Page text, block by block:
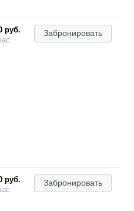
руб.
Забронировать
руб.
Забронировать